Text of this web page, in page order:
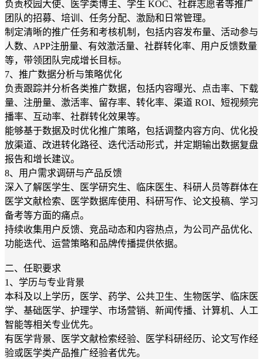
负责校园大使、医学类博主、学生 KOC、社群志愿者等推广
团队的招募、培训、任务分配、激励和日常管理。
制定清晰的推广任务和考核机制，包括内容发布量、活动参与
人数、APP注册量、有效激活量、社群转化率、用户反馈数量
等，带领团队完成增长目标。
7、推广数据分析与策略优化
负责跟踪并分析各类推广数据，包括内容曝光、点击率、下载
量、注册量、激活率、留存率、转化率、渠道 ROI、短视频完
播率、互动率、社群转化效果等。
能够基于数据及时优化推广策略，包括调整内容方向、优化投
放渠道、改进转化路径、迭代活动形式，并定期输出数据复盘
报告和增长建议。
8、用户需求调研与产品反馈
深入了解医学生、医学研究生、临床医生、科研人员等群体在
医学文献检索、医学数据库使用、科研写作、论文投稿、学习
备考等方面的痛点。
持续收集用户反馈、竞品动态和内容热点，为公司产品优化、
功能迭代、运营策略和品牌传播提供依据。
二、任职要求
1、学历与专业背景
本科及以上学历，医学、药学、公共卫生、生物医学、临床医
学、基础医学、护理学、市场营销、新闻传播、计算机、人工
智能等相关专业优先。
有医学背景、医学文献检索经验、医学科研经历、论文写作经
验或医学类产品推广经验者优先。